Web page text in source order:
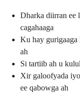
Dharka diirran ee
cagahaaga
Ku hay gurigaaga
ah
Si tartiib ah u
Xir galoofyada
ee qabowga ah